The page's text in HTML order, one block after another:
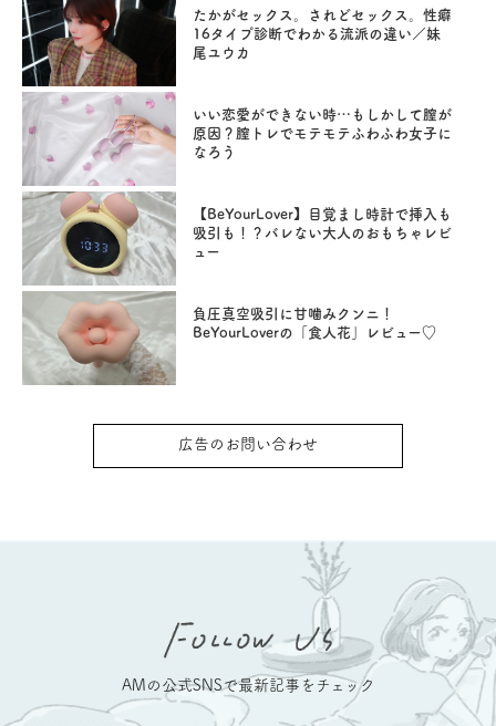
たかがセックス。されどセックス。性癖
16タイプ診断でわかる流派の違い／妹
尾ユウカ
いい恋愛ができない時…もしかして膣が
原因？膣トレでモテモテふわふわ女子に
なろう
【BeYourLover】目覚まし時計で挿入も
吸引も！？バレない大人のおもちゃレビ
ュー
負圧真空吸引に甘噛みクンニ！
BeYourLoverの「食人花」レビュー♡
広告のお問い合わせ
AMの公式SNSで最新記事をチェック